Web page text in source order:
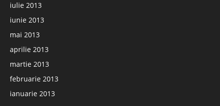
iulie 2013
iunie 2013
mai 2013
aprilie 2013
martie 2013
februarie 2013
ianuarie 2013